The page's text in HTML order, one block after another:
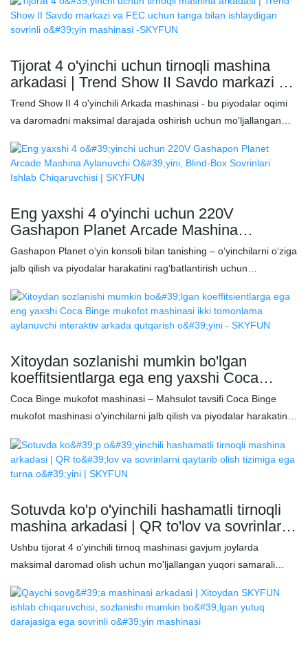
realistik vizuallar uchun 4K temperli shisha displey ✅ Ikkita sanoat
darajasidagi metall to'pponchalar (haqiqiy orqaga chekinish hissi)
olish tizimi ✅ Atrof-muhit yorug'lik effektlari va tanga/kupka qabul
qiluvchisi Takroriy o'yinlar va foyda olish uchun ko'ngilochar
markazlarda, oilaviy joylarda yoki arkadalarda joylashtiring. Kam
texnik xizmat ko'rsatish, yuqori ROI!
Tijorat 4 o'yinchi uchun tirnoqli mashina
arkadasi | Trend Show II Savdo markazi va
FEC uchun tanga bilan ishlaydigan sovrinli
o'yin mashinasi -SKYFUN
Trend Show II 4 o'yinchili Arkada mashinasi - bu piyodalar oqimi
va daromadni maksimal darajada oshirish uchun mo'ljallangan
60 soniyali o'yin sikli, ikki o'yinchi o'rtasidagi o'zaro ta'sir va aqlli
to'lovlarni boshqarish tizimiga ega bo'lgan ushbu mashina kuchli
qamashtiruvchi LED yoritgichi, ixcham iz maydoni va
moslashuvchan sovrin variantlari bilan ushbu mashina savdo
markazlari, o'yin-kulgi bog'lari va oilaviy ko'ngilochar markazlar
uchun idealdir. Sozlanishi mumkin bo'lgan qiyinchilik tizimi
operatorlarga qiziqarli va takrorlanadigan o'yin tajribasini taqdim
etish bilan birga investitsiyalarning daromadliligini optimallashtirish
imkonini beradi.
Eng yaxshi 4 o'yinchi uchun 220V
Gashapon Planet Arcade Mashina
Aylanuvchi O'yini, Blind-Box Sovrinlari
Ishlab Chiqaruvchisi | SKYFUN
Gashapon Planet oʻyin konsoli bilan tanishing – oʻyinchilarni oʻziga
jalb qilish va piyodalar harakatini ragʻbatlantirish uchun
ilmiy-fantastik dizayniga ega ushbu konsol barcha uchun qiziqarli
boʻlishini kafolatlaydigan innovatsion 4 oʻyinchi uchun
gʻalaba qozonish hayajoni haqida hamdir, oʻyinchilarni koʻproq
narsalar uchun qaytib kelishga undaydigan, takroriy oʻyinlarni
kuchaytiradigan va daromadni maksimal darajada oshiradigan
koʻr-koʻrona gashapon mukofot tizimiga ega.
Xitoydan sozlanishi mumkin bo'lgan
koeffitsientlarga ega eng yaxshi Coca
Binge mukofot mashinasi ikki tomonlama
aylanuvchi interaktiv arkada qutqarish o'yini
Coca Binge mukofot mashinasi – Mahsulot tavsifi Coca Binge
mukofot mashinasi o'yinchilarni jalb qilish va piyodalar harakatini
kiberpank dizayniga ega. Uning ikki tomonlama aylanuvchi o'yini
va tezkor mukofot tizimi takroriy o'yinlarni rag'batlantiradigan
uchun yaratilgan bu o'yin avtomatlari, savdo markazlari va
kinoteatrlar uchun daromadni samarali oshirishni istaganlar uchun
Sotuvda ko'p o'yinchili hashamatli tirnoqli
mashina arkadasi | QR to'lov va sovrinlarni
qaytarib olish tizimiga ega turna o'yini |
SKYFUN
Ushbu tijorat 4 o'yinchili tirnoq mashinasi gavjum joylarda
maksimal daromad olish uchun mo'ljallangan yuqori samarali
mashinasi sifatida u ishtirokni oshirish va arkad mashinasi
daromadini oshirish uchun ko'p o'yinchi o'rtasidagi o'zaro ta'sirni